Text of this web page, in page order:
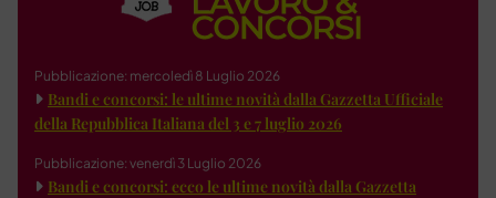
Pubblicazione: mercoledì 8 Luglio 2026
Bandi e concorsi: le ultime novità dalla Gazzetta Ufficiale
della Repubblica Italiana del 3 e 7 luglio 2026
Pubblicazione: venerdì 3 Luglio 2026
Bandi e concorsi: ecco le ultime novità dalla Gazzetta